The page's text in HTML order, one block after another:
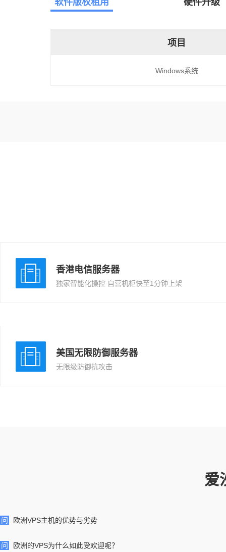
软件版权租用 硬件升级
项目
Windows系统
香港电信服务器
独家智能化操控 自营机柜快至1分钟上架
美国无限防御服务器
无限级防御抗攻击
爱
问 欧洲VPS主机的优势与劣势
问 欧洲的VPS为什么如此受欢迎呢？